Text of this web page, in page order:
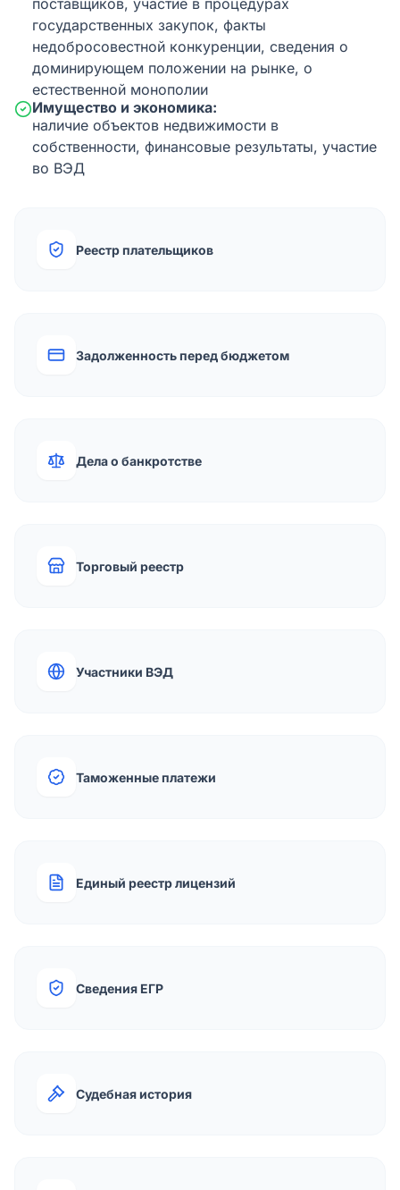
поставщиков, участие в процедурах
государственных закупок, факты
недобросовестной конкуренции, сведения о
доминирующем положении на рынке, о
естественной монополии
Имущество и экономика:
наличие объектов недвижимости в
собственности, финансовые результаты, участие
во ВЭД
Реестр плательщиков
Задолженность перед бюджетом
Дела о банкротстве
Торговый реестр
Участники ВЭД
Таможенные платежи
Единый реестр лицензий
Сведения ЕГР
Судебная история